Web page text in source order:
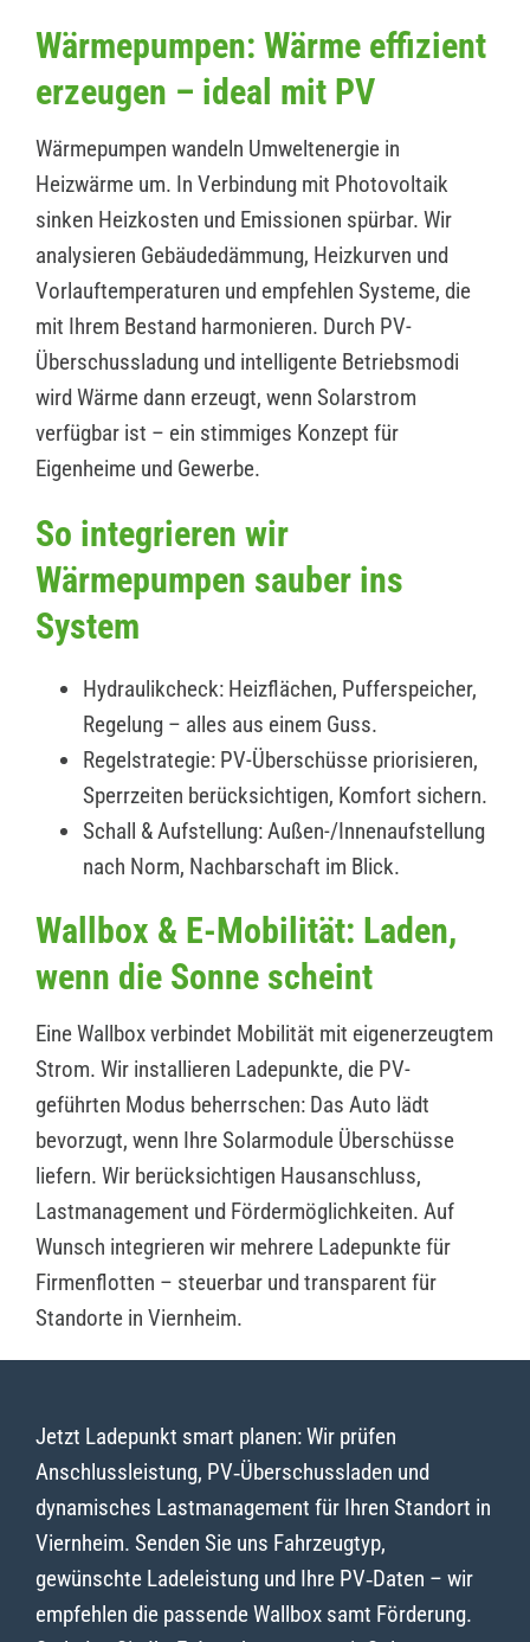
Wärmepumpen: Wärme effizient
erzeugen – ideal mit PV
Wärmepumpen wandeln Umweltenergie in
Heizwärme um. In Verbindung mit Photovoltaik
sinken Heizkosten und Emissionen spürbar. Wir
analysieren Gebäudedämmung, Heizkurven und
Vorlauftemperaturen und empfehlen Systeme, die
mit Ihrem Bestand harmonieren. Durch PV-
Überschussladung und intelligente Betriebsmodi
wird Wärme dann erzeugt, wenn Solarstrom
verfügbar ist – ein stimmiges Konzept für
Eigenheime und Gewerbe.
So integrieren wir
Wärmepumpen sauber ins
System
Hydraulikcheck: Heizflächen, Pufferspeicher,
Regelung – alles aus einem Guss.
Regelstrategie: PV-Überschüsse priorisieren,
Sperrzeiten berücksichtigen, Komfort sichern.
Schall & Aufstellung: Außen-/Innenaufstellung
nach Norm, Nachbarschaft im Blick.
Wallbox & E-Mobilität: Laden,
wenn die Sonne scheint
Eine Wallbox verbindet Mobilität mit eigenerzeugtem
Strom. Wir installieren Ladepunkte, die PV-
geführten Modus beherrschen: Das Auto lädt
bevorzugt, wenn Ihre Solarmodule Überschüsse
liefern. Wir berücksichtigen Hausanschluss,
Lastmanagement und Fördermöglichkeiten. Auf
Wunsch integrieren wir mehrere Ladepunkte für
Firmenflotten – steuerbar und transparent für
Standorte in Viernheim.
Jetzt Ladepunkt smart planen: Wir prüfen
Anschlussleistung, PV‑Überschussladen und
dynamisches Lastmanagement für Ihren Standort in
Viernheim. Senden Sie uns Fahrzeugtyp,
gewünschte Ladeleistung und Ihre PV‑Daten – wir
empfehlen die passende Wallbox samt Förderung.